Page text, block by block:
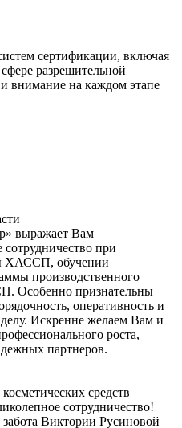
сертификации, включая
разрешительной
внимание на каждом этапе
выражает Вам
сотрудничество при
ХАССП, обучении
производственного
Особенно признательны
оперативность и
Искренне желаем Вам и
роста,
партнеров.
средств
сотрудничество!
Виктории Русиновой